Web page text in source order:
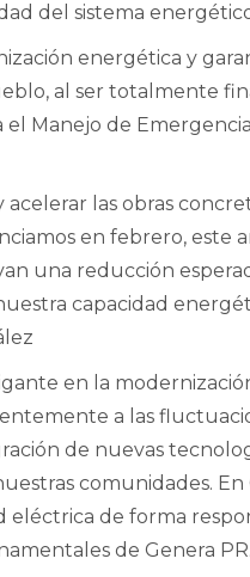
del sistema
energética y
al ser totalmente
Manejo de
las obras
en febrero, este
una reducción
capacidad
en la
a las
de nuevas
comunidades. En
eléctrica de forma
de Genera PR.